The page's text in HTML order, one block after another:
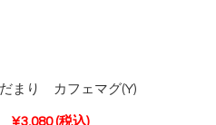
まり カフェマグ(Y)
¥3,080(税込)